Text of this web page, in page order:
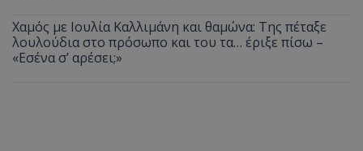
Χαμός με Ιουλία Καλλιμάνη και θαμώνα: Της πέταξε
λουλούδια στο πρόσωπο και του τα… έριξε πίσω –
«Εσένα σ’ αρέσει;»